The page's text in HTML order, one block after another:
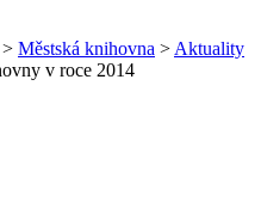
> Městská knihovna > Aktuality
v roce 2014